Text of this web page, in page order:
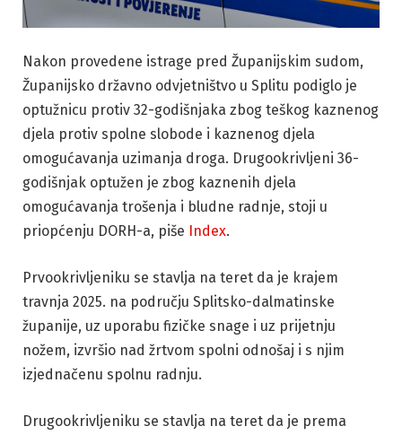
Nakon provedene istrage pred Županijskim sudom,
Županijsko državno odvjetništvo u Splitu podiglo je
optužnicu protiv 32-godišnjaka zbog teškog kaznenog
djela protiv spolne slobode i kaznenog djela
omogućavanja uzimanja droga. Drugookrivljeni 36-
godišnjak optužen je zbog kaznenih djela
omogućavanja trošenja i bludne radnje, stoji u
priopćenju DORH-a, piše
Index.
Prvookrivljeniku se stavlja na teret da je krajem
travnja 2025. na području Splitsko-dalmatinske
županije, uz uporabu fizičke snage i uz prijetnju
nožem, izvršio nad žrtvom spolni odnošaj i s njim
izjednačenu spolnu radnju.
Drugookrivljeniku se stavlja na teret da je prema